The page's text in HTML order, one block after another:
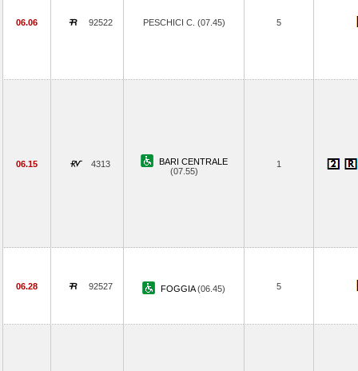
06.06 92522 PESCHICI C. (07.45) 5
06.15 4313
BARI CENTRALE
(07.55)
1
06.28 92527 FOGGIA(06.45) 5